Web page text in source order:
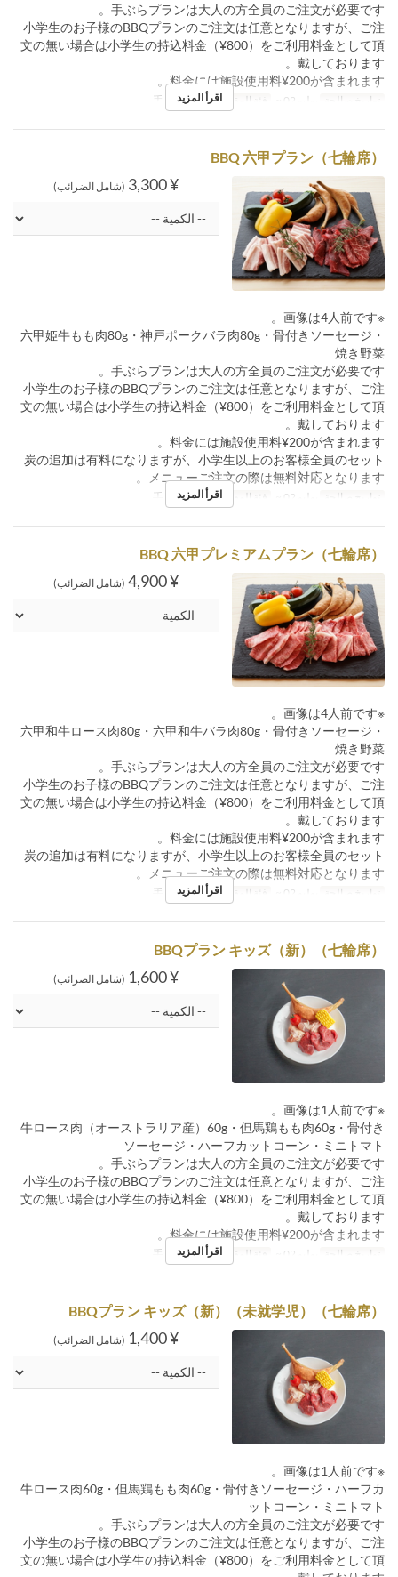
手ぶらプランは大人の方全員のご注文が必要です。
小学生のお子様のBBQプランのご注文は任意となりますが、ご注
文の無い場合は小学生の持込料金（¥800）をご利用料金として頂
戴しております。
料金には施設使用料¥200が含まれます。
تواريخ صالحة فئة المقعد 手ぶら七輪席
اقرأ المزيد
BBQ 六甲プラン（七輪席）
¥ 3,300 (شامل الضرائب)
※画像は4人前です。
六甲姫牛もも肉80g・神戸ポークバラ肉80g・骨付きソーセージ・
焼き野菜
手ぶらプランは大人の方全員のご注文が必要です。
小学生のお子様のBBQプランのご注文は任意となりますが、ご注
文の無い場合は小学生の持込料金（¥800）をご利用料金として頂
戴しております。
料金には施設使用料¥200が含まれます。
炭の追加は有料になりますが、小学生以上のお客様全員のセット
メニューご注文の際は無料対応となります。
تواريخ صالحة فئة المقعد 手ぶら七輪席
اقرأ المزيد
BBQ 六甲プレミアムプラン（七輪席）
¥ 4,900 (شامل الضرائب)
※画像は4人前です。
六甲和牛ロース肉80g・六甲和牛バラ肉80g・骨付きソーセージ・
焼き野菜
手ぶらプランは大人の方全員のご注文が必要です。
小学生のお子様のBBQプランのご注文は任意となりますが、ご注
文の無い場合は小学生の持込料金（¥800）をご利用料金として頂
戴しております。
料金には施設使用料¥200が含まれます。
炭の追加は有料になりますが、小学生以上のお客様全員のセット
メニューご注文の際は無料対応となります。
تواريخ صالحة فئة المقعد 手ぶら七輪席
اقرأ المزيد
BBQプラン キッズ（新）（七輪席）
¥ 1,600 (شامل الضرائب)
※画像は1人前です。
牛ロース肉（オーストラリア産）60g・但馬鶏もも肉60g・骨付き
ソーセージ・ハーフカットコーン・ミニトマト
手ぶらプランは大人の方全員のご注文が必要です。
小学生のお子様のBBQプランのご注文は任意となりますが、ご注
文の無い場合は小学生の持込料金（¥800）をご利用料金として頂
戴しております。
料金には施設使用料¥200が含まれます。
تواريخ صالحة فئة المقعد 手ぶら七輪席
اقرأ المزيد
BBQプラン キッズ（新）（未就学児）（七輪席）
¥ 1,400 (شامل الضرائب)
※画像は1人前です。
牛ロース肉60g・但馬鶏もも肉60g・骨付きソーセージ・ハーフカ
ットコーン・ミニトマト
手ぶらプランは大人の方全員のご注文が必要です。
小学生のお子様のBBQプランのご注文は任意となりますが、ご注
文の無い場合は小学生の持込料金（¥800）をご利用料金として頂